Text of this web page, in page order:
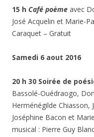
15 h Café poème avec
José Acquelin et Marie-
Caraquet – Gratuit
Samedi 6 aout 2016
20 h 30 Soirée de
Bassolé-Ouédraogo,
Herménégilde Chiasson,
Joséphine Bacon et
musical : Pierre Guy